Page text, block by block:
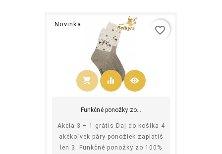
Novinka
shopping_cart
Kúpiť
equalizer visibility
Funkčné ponožky zo...
Akcia 3 + 1 grátis Daj do košíka 4
akékoľvek páry ponožiek zaplatíš
len 3. Funkčné ponožky zo 100%
favorite_border